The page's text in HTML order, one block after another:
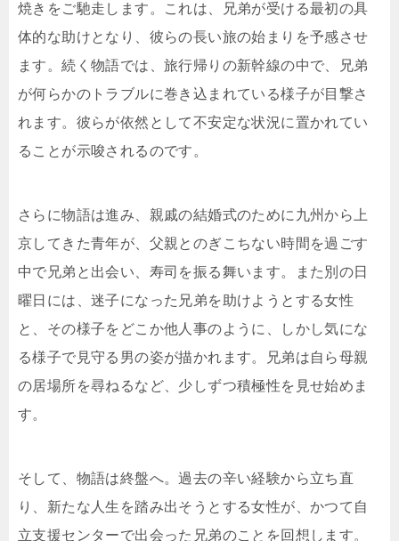
焼きをご馳走します。これは、兄弟が受ける最初の具
体的な助けとなり、彼らの長い旅の始まりを予感させ
ます。続く物語では、旅行帰りの新幹線の中で、兄弟
が何らかのトラブルに巻き込まれている様子が目撃さ
れます。彼らが依然として不安定な状況に置かれてい
ることが示唆されるのです。
さらに物語は進み、親戚の結婚式のために九州から上
京してきた青年が、父親とのぎこちない時間を過ごす
中で兄弟と出会い、寿司を振る舞います。また別の日
曜日には、迷子になった兄弟を助けようとする女性
と、その様子をどこか他人事のように、しかし気にな
る様子で見守る男の姿が描かれます。兄弟は自ら母親
の居場所を尋ねるなど、少しずつ積極性を見せ始めま
す。
そして、物語は終盤へ。過去の辛い経験から立ち直
り、新たな人生を踏み出そうとする女性が、かつて自
立支援センターで出会った兄弟のことを回想します。